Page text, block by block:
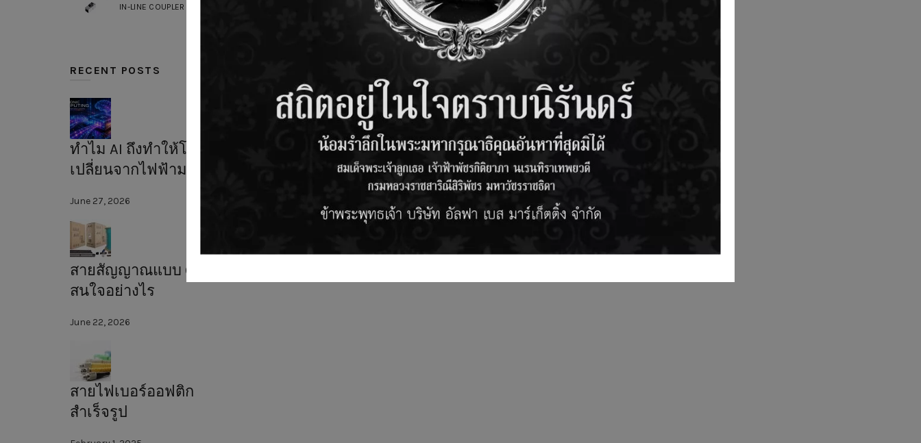
IN-LINE COUPLER SLIM
RECENT POSTS
ทำไม AI ถึงทำให้โลกต้อง
เปลี่ยนจากไฟฟ้ามาใช้แสง?
June 27, 2026
สายสัญญาณแบบ CAT6A น่า
สนใจอย่างไร
June 22, 2026
สายไฟเบอร์ออฟติก
สำเร็จรูป